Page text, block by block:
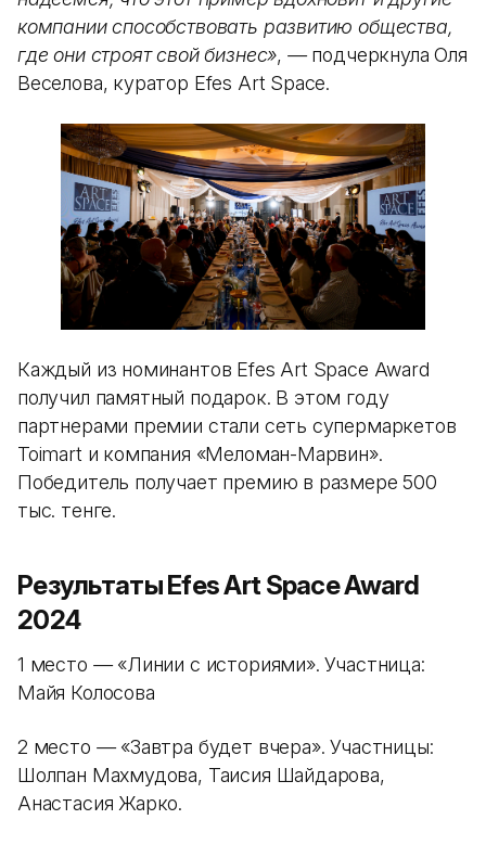
компании способствовать развитию общества,
где они строят свой бизнес», —подчеркнула Оля
Веселова, куратор Efes Art Space.
Каждый из номинантов Efes Art Space Award
получил памятный подарок. В этом году
партнерами премии стали сеть супермаркетов
Toimart и компания «Меломан-Марвин».
Победитель получает премию в размере 500
тыс. тенге.
Результаты Efes Art Space Award
2024
1 место —«Линии с историями». Участница:
Майя Колосова
2 место —«Завтра будет вчера». Участницы:
Шолпан Махмудова, Таисия Шайдарова,
Анастасия Жарко.